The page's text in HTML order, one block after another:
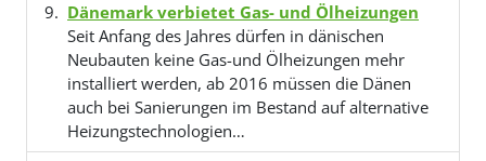
Dänemark verbietet Gas- und Ölheizungen
Seit Anfang des Jahres dürfen in dänischen
Neubauten keine Gas-und Ölheizungen mehr
installiert werden, ab 2016 müssen die Dänen
auch bei Sanierungen im Bestand auf alternative
Heizungstechnologien…